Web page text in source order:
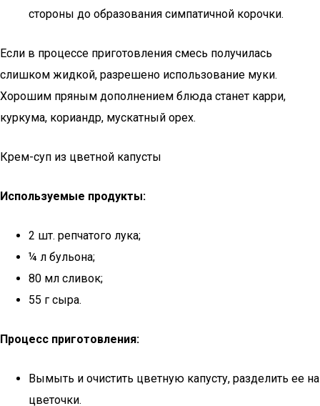
стороны до образования симпатичной корочки.
Если в процессе приготовления смесь получилась
слишком жидкой, разрешено использование муки.
Хорошим пряным дополнением блюда станет карри,
куркума, кориандр, мускатный орех.
Крем-суп из цветной капусты
Используемые продукты:
2 шт. репчатого лука;
¼ л бульона;
80 мл сливок;
55 г сыра.
Процесс приготовления:
Вымыть и очистить цветную капусту, разделить ее на
цветочки.